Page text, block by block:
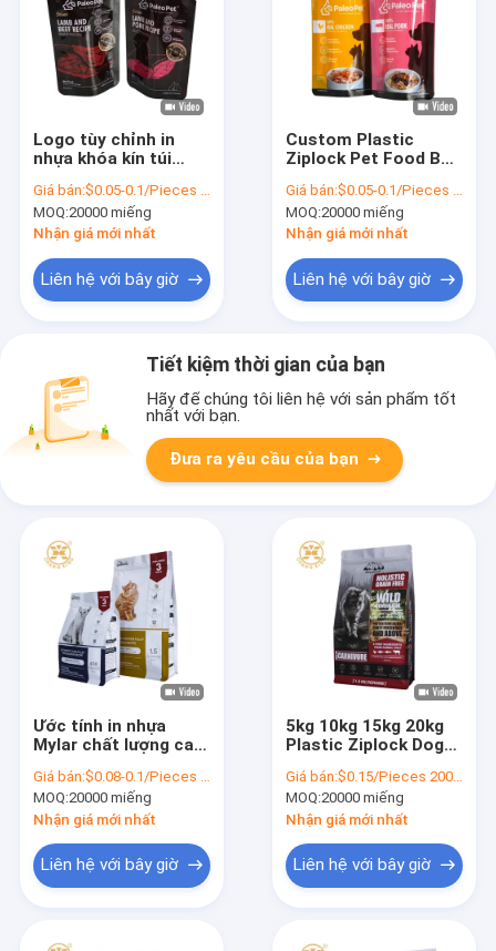
Logo tùy chỉnh in
nhựa khóa kín túi
đóng gói vật nuôi
chống ẩm cho thức
ăn chó mèo
Giá bán:$0.05-0.1/Pieces 20000-199999 Pieces
MOQ:20000 miếng
Nhận giá mới nhất
Liên hệ với bây giờ
Custom Plastic
Ziplock Pet Food Bag
Packaging Bags For
Dog Cat Food
Giá bán:$0.05-0.1/Pieces 20000-199999 Pieces
MOQ:20000 miếng
Nhận giá mới nhất
Liên hệ với bây giờ
Tiết kiệm thời gian của bạn
Hãy để chúng tôi liên hệ với sản phẩm tốt
nhất với bạn.
Đưa ra yêu cầu của bạn
Ước tính in nhựa
Mylar chất lượng cao
Pet Food Packaging
Square Bottom Pet
Cat Food Bag
Giá bán:$0.08-0.1/Pieces 20000-199999 Pieces
MOQ:20000 miếng
Nhận giá mới nhất
Liên hệ với bây giờ
5kg 10kg 15kg 20kg
Plastic Ziplock Dog
Packaging Bag Stand
Up Pouch Flat
Bottom Bags For Pet
Feeding (Thùng đóng
gói thực phẩm cho
chó, mèo, thú cưng)
Giá bán:$0.15/Pieces 20000-199999 Pieces
MOQ:20000 miếng
Nhận giá mới nhất
Liên hệ với bây giờ